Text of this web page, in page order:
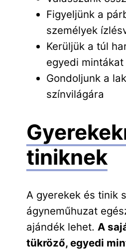
Figyeljünk a
személyek
Kerüljük a túl
egyedi mintákat
Gondoljunk a
színvilágára
tiniknek
A gyerekek és tinik
ágyneműhuzat
ajándék lehet. A
tükröző, egyedi